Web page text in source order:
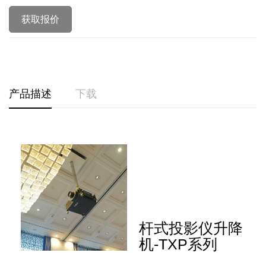
获取报价
产品描述 下载
杆式投影仪升降
机-TXP系列